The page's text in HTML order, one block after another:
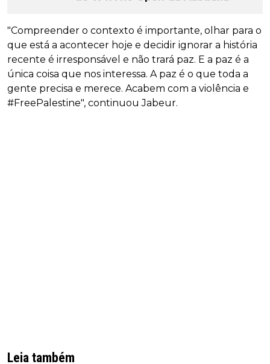
"Compreender o contexto é importante, olhar para o
que está a acontecer hoje e decidir ignorar a história
recente é irresponsável e não trará paz. E a paz é a
única coisa que nos interessa. A paz é o que toda a
gente precisa e merece. Acabem com a violência e
#FreePalestine", continuou Jabeur.
Leia também